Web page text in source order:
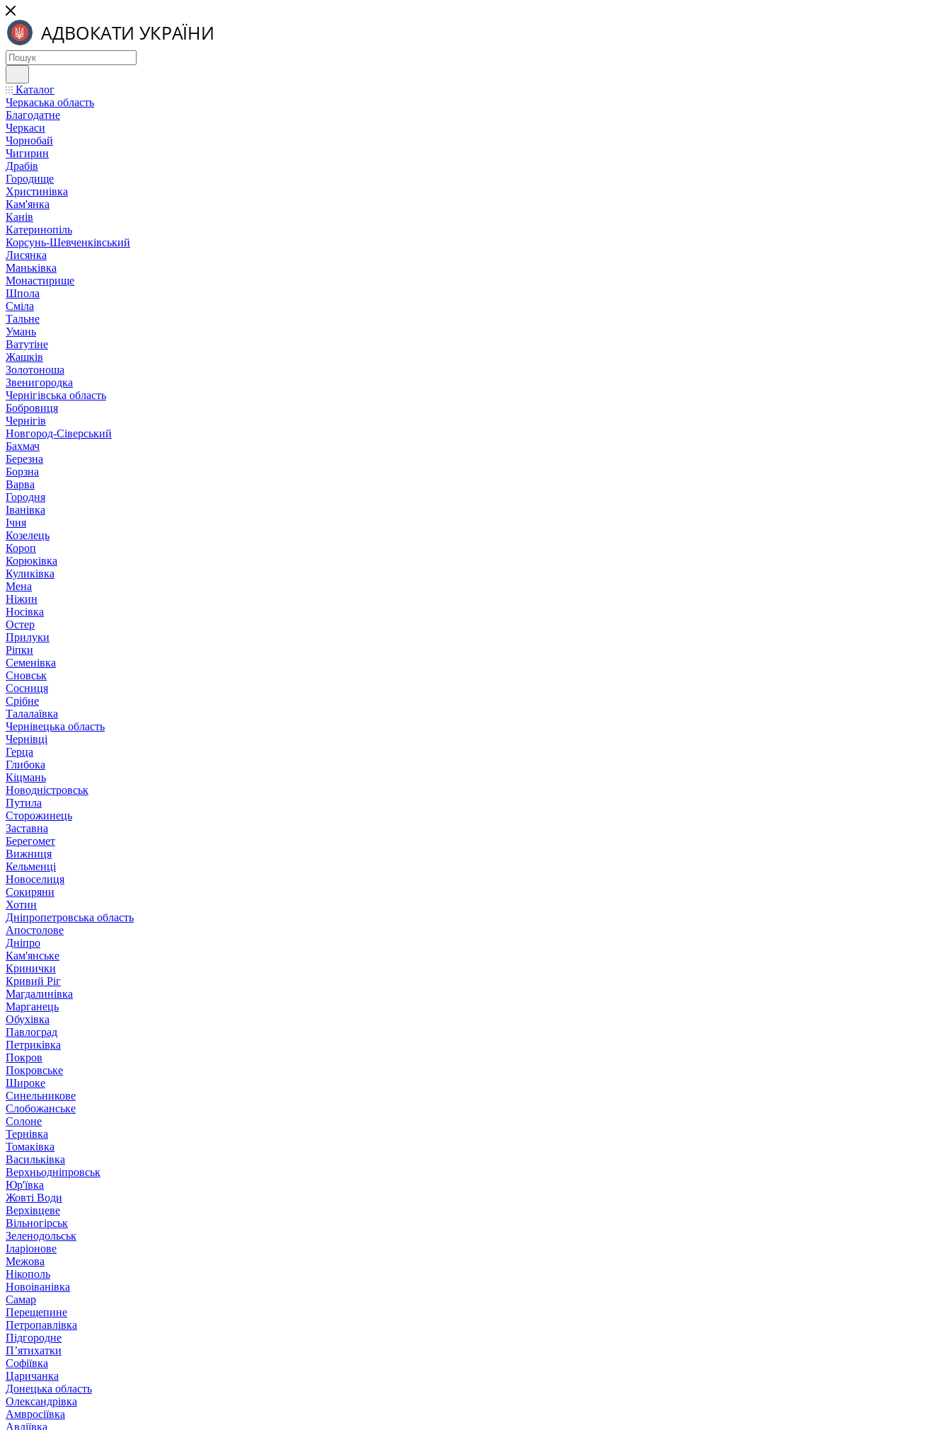
Каталог
Черкаська область
Благодатне
Черкаси
Чорнобай
Чигирин
Драбів
Городище
Христинівка
Кам'янка
Канів
Катеринопіль
Корсунь-Шевченківський
Лисянка
Маньківка
Монастирище
Шпола
Сміла
Тальне
Умань
Ватутіне
Жашків
Золотоноша
Звенигородка
Чернігівська область
Бобровиця
Чернігів
Новгород-Сіверський
Бахмач
Березна
Борзна
Варва
Городня
Іванівка
Ічня
Козелець
Короп
Корюківка
Куликівка
Мена
Ніжин
Носівка
Остер
Прилуки
Ріпки
Семенівка
Сновськ
Сосниця
Срібне
Талалаївка
Чернівецька область
Чернівці
Герца
Глибока
Кіцмань
Новодністровськ
Путила
Сторожинець
Заставна
Берегомет
Вижниця
Кельменці
Новоселиця
Сокиряни
Хотин
Дніпропетровська область
Апостолове
Дніпро
Кам'янське
Кринички
Кривий Ріг
Магдалинівка
Марганець
Обухівка
Павлоград
Петриківка
Покров
Покровське
Широке
Синельникове
Слобожанське
Солоне
Тернівка
Томаківка
Васильківка
Верхньодніпровськ
Юр'ївка
Жовті Води
Верхівцеве
Вільногірськ
Зеленодольськ
Іларіонове
Межова
Нікополь
Новоіванівка
Самар
Перещепине
Петропавлівка
Підгородне
П’ятихатки
Софіївка
Царичанка
Донецька область
Олександрівка
Амвросіївка
Авдіївка